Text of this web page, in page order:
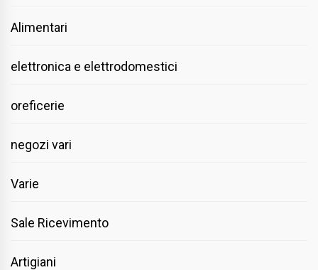
Alimentari
elettronica e elettrodomestici
oreficerie
negozi vari
Varie
Sale Ricevimento
Artigiani